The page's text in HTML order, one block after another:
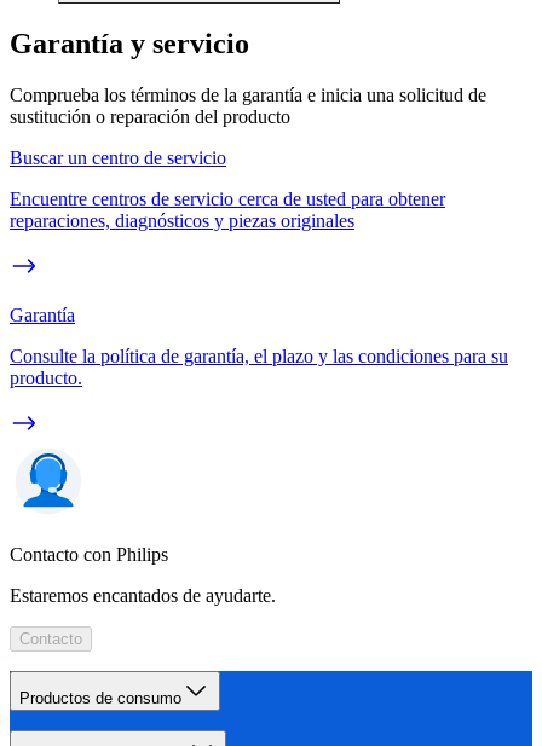
Garantía y servicio
Comprueba los términos de la garantía e inicia una solicitud de
sustitución o reparación del producto
Buscar un centro de servicio
Encuentre centros de servicio cerca de usted para obtener
reparaciones, diagnósticos y piezas originales
Garantía
Consulte la política de garantía, el plazo y las condiciones para su
producto.
Contacto con Philips
Estaremos encantados de ayudarte.
Contacto
Productos de consumo